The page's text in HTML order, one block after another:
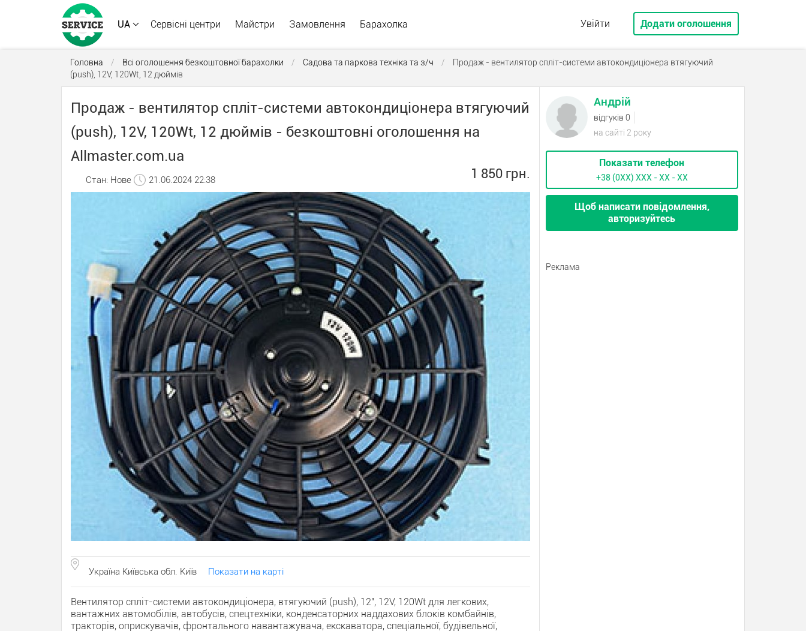
UA Сервісні центри Майстри Замовлення Барахолка Увійти Додати оголошення
Головна / Всі оголошення безкоштовної барахолки / Садова та паркова техніка та з/ч /
Продаж - вентилятор спліт-системи автокондиціонера втягуючий
(push), 12V, 120Wt, 12 дюймів
Продаж - вентилятор спліт-системи автокондиціонера втягуючий
(push), 12V, 120Wt, 12 дюймів - безкоштовні оголошення на
Allmaster.com.ua
1 850 грн.
Стан: Нове 21.06.2024 22:38
Україна Київська обл. Київ Показати на карті
Вентилятор спліт-системи автокондиціонера, втягуючий (push), 12", 12V, 120Wt для легкових,
вантажних автомобілів, автобусів, спецтехніки, конденсаторних наддахових блоків комбайнів,
тракторів, оприскувачів, фронтального навантажувача, екскаватора, спеціальної, будівельної,
Андрій
відгуків 0
на сайті 2 року
Показати телефон
+38 (0XX) ХХХ - ХХ - ХХ
Щоб написати повідомлення,
авторизуйтесь
Реклама